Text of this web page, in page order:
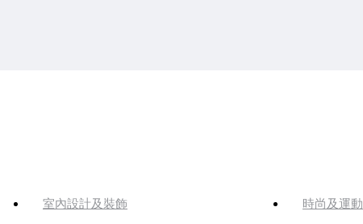
室內設計及裝飾 時尚及運動